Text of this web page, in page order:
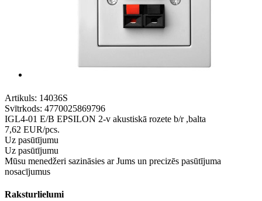
Artikuls: 14036S
Svītrkods: 4770025869796
IGL4-01 E/B EPSILON 2-v akustiskā rozete b/r ,balta
7,62 EUR/pcs.
Uz pasūtījumu
Uz pasūtījumu
Mūsu menedžeri sazināsies ar Jums un precizēs pasūtījuma
nosacījumus
Raksturlielumi